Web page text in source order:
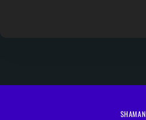
SHAMAN